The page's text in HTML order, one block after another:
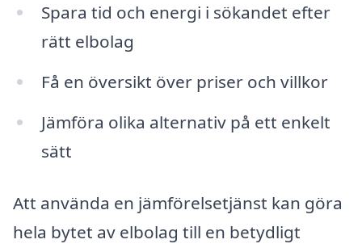
Spara tid och energi i sökandet efter
rätt elbolag
Få en översikt över priser och villkor
Jämföra olika alternativ på ett enkelt
sätt
Att använda en jämförelsetjänst kan göra
hela bytet av elbolag till en betydligt